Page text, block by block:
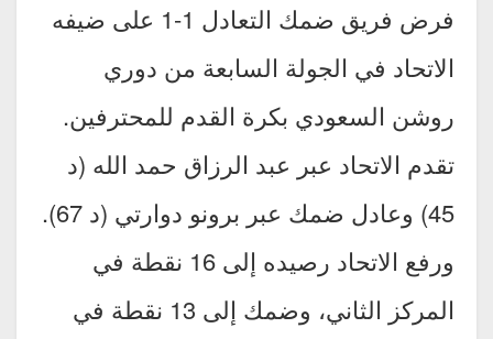
فرض فريق ضمك التعادل 1-1 على ضيفه
الاتحاد في الجولة السابعة من دوري
روشن السعودي بكرة القدم للمحترفين.
تقدم الاتحاد عبر عبد الرزاق حمد الله (د
45) وعادل ضمك عبر برونو دوارتي (د 67).
ورفع الاتحاد رصيده إلى 16 نقطة في
المركز الثاني، وضمك إلى 13 نقطة في